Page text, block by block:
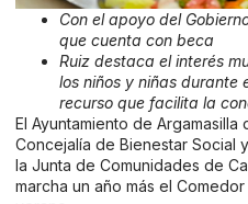
Con el apoyo del
que cuenta con beca
Ruiz destaca el interés
los niños y niñas durante
recurso que facilita la
El Ayuntamiento de
Concejalía de Bienestar Social
la Junta de Comunidades de
marcha un año más el